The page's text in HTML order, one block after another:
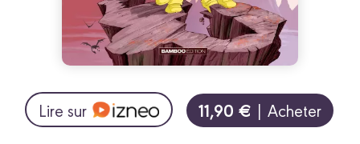
Lire sur 11,90 € | Acheter